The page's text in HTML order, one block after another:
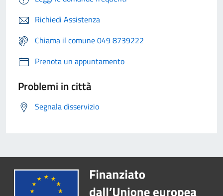
Richiedi Assistenza
Chiama il comune 049 8739222
Prenota un appuntamento
Problemi in città
Segnala disservizio